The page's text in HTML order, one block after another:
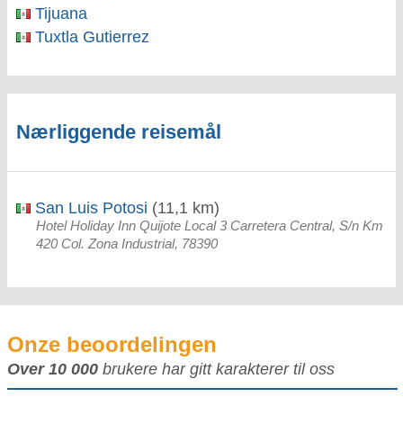
Tijuana
Tuxtla Gutierrez
Nærliggende reisemål
San Luis Potosi (11,1 km)
Hotel Holiday Inn Quijote Local 3 Carretera Central, S/n Km
420 Col. Zona Industrial, 78390
Onze beoordelingen
Over 10 000 brukere har gitt karakterer til oss